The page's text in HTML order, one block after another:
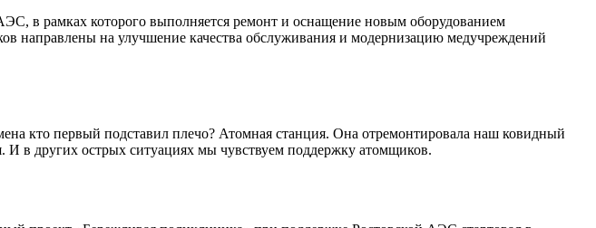
в рамках которого выполняется ремонт и оснащение новым оборудованием
направлены на улучшение качества обслуживания и модернизацию медучреждений
кто первый подставил плечо? Атомная станция. Она отремонтировала наш ковидный
И в других острых ситуациях мы чувствуем поддержку атомщиков.